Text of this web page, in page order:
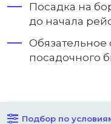
Посадка на
до начала
посадочного
Подбор по